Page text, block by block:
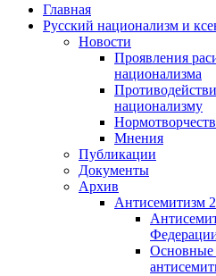
Главная
Русский национализм и
Новости
Проявления
национализма
национализму
Мнения
Публикации
Документы
Архив
Антисемитизм
Основные